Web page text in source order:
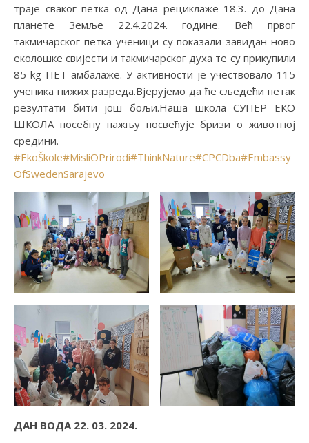
траје сваког петка од Дана рециклаже 18.3. до Дана
планете Земље 22.4.2024. године. Већ првог
такмичарског петка ученици су показали завидан ново
еколошке свијести и такмичарског духа те су прикупили
85 kg ПЕТ амбалаже. У активности је учествовало 115
ученика нижих разреда.Вјерујемо да ће сљедећи петак
резултати бити још бољи.Наша школа СУПЕР ЕКО
ШКОЛА посебну пажњу посвећује бризи о животној
средини.
#EkoŠkole#MisliOPrirodi#ThinkNature#CPCDba#Embassy
OfSwedenSarajevo
ДАН ВОДА 22. 03. 2024.